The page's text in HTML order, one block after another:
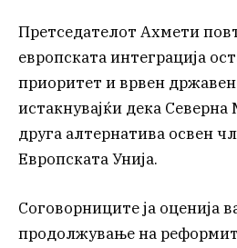
Претседателот Ахмети
европската интеграција
приоритет и врвен
истакнувајќи дека
друга алтернатива освен
Европската Унија.
Соговорниците ја оценија
продолжување на